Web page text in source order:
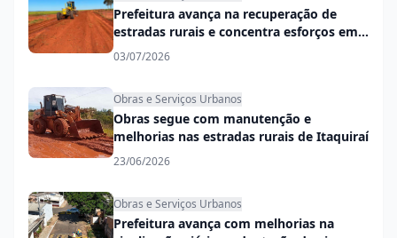
Prefeitura avança na recuperação de
estradas rurais e concentra esforços em
trechos mais críticos
03/07/2026
Obras e Serviços Urbanos
Obras segue com manutenção e
melhorias nas estradas rurais de Itaquiraí
23/06/2026
Obras e Serviços Urbanos
Prefeitura avança com melhorias na